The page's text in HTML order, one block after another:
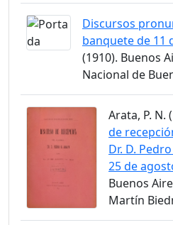
Discursos
banquete de 11
(1910). Buenos
Nacional de
Arata, P. N.
de
Dr. D.
25 de
Buenos
Martín